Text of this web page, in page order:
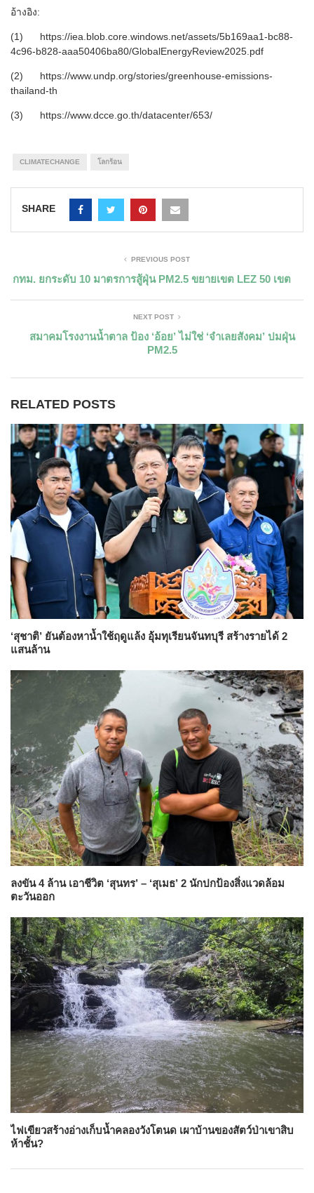
อ้างอิง:
(1) https://iea.blob.core.windows.net/assets/5b169aa1-bc88-
4c96-b828-aaa50406ba80/GlobalEnergyReview2025.pdf
(2) https://www.undp.org/stories/greenhouse-emissions-
thailand-th
(3) https://www.dcce.go.th/datacenter/653/
CLIMATECHANGE โลกร้อน
SHARE
PREVIOUS POST
กทม. ยกระดับ 10 มาตรการสู้ฝุ่น PM2.5 ขยายเขต LEZ 50 เขต
NEXT POST
สมาคมโรงงานน้ำตาล ป้อง ‘อ้อย’ ไม่ใช่ ‘จำเลยสังคม’ ปมฝุ่น
PM2.5
RELATED POSTS
‘สุชาติ’ ยันต้องหาน้ำใช้ฤดูแล้ง อุ้มทุเรียนจันทบุรี สร้างรายได้ 2
แสนล้าน
ลงขัน 4 ล้าน เอาชีวิต ‘สุนทร’ – ‘สุเมธ’ 2 นักปกป้องสิ่งแวดล้อม
ตะวันออก
ไฟเขียวสร้างอ่างเก็บน้ำคลองวังโตนด เผาบ้านของสัตว์ป่าเขาสิบ
ห้าชั้น?